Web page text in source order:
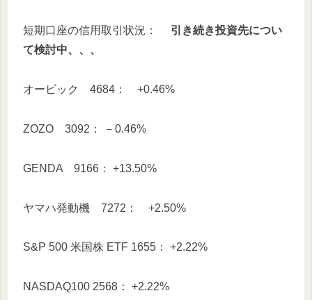
短期口座の信用取引状況： 引き続き投資先につい
て検討中、、、
オービック 4684： +0.46%
ZOZO 3092： －0.46%
GENDA 9166： +13.50%
ヤマハ発動機 7272： +2.50%
S&P 500 米国株 ETF 1655： +2.22%
NASDAQ100 2568： +2.22%